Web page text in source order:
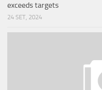
exceeds targets
24 SET, 2024